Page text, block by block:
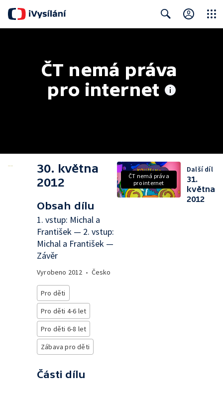
ČT nemá práva
pro internet
30. května
2012
Obsah dílu
1. vstup: Michal a
František — 2. vstup:
Michal a František —
Závěr
Vyrobeno 2012 • Česko
Pro děti
Pro děti 4-6 let
Pro děti 6-8 let
Zábava pro děti
Části dílu
ČT nemá práva
pro internet
Další díl
31.
května
2012